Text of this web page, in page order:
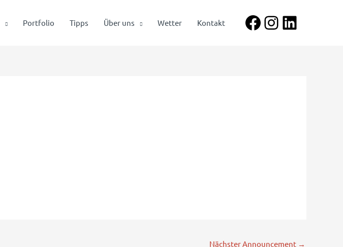
Portfolio Tipps Über uns Wetter Kontakt
Nächster Announcement →